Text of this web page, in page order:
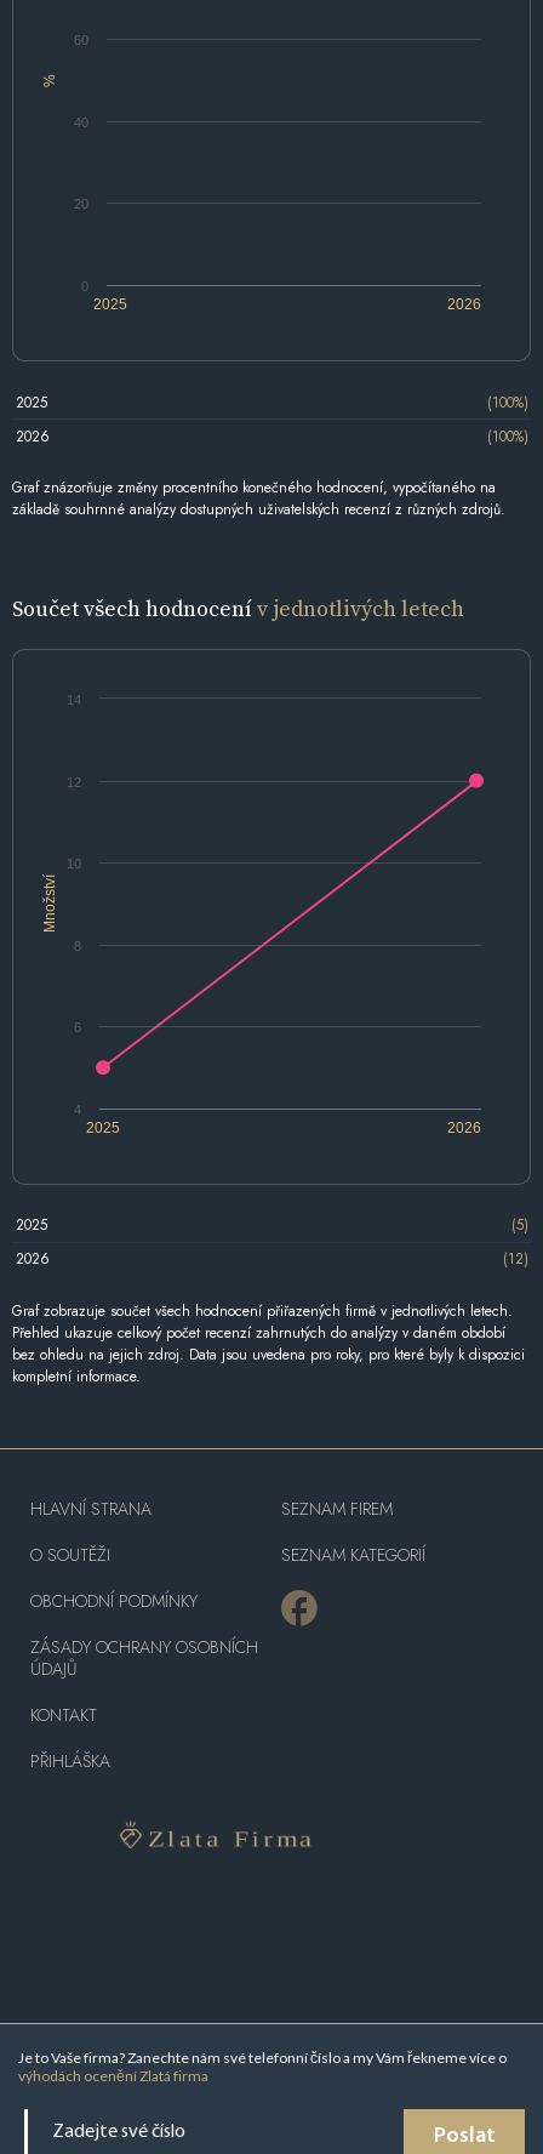
%
2025 2026
0
20
40
60
2025
(100%)
2026
(100%)
Graf znázorňuje změny procentního konečného hodnocení, vypočítaného na
základě souhrnné analýzy dostupných uživatelských recenzí z různých zdrojů.
Součet všech hodnocenív jednotlivých letech
Množství
2025 2026
4
6
8
10
12
14
2025
(5)
2026
(12)
Graf zobrazuje součet všech hodnocení přiřazených firmě v jednotlivých letech.
Přehled ukazuje celkový počet recenzí zahrnutých do analýzy v daném období
bez ohledu na jejich zdroj. Data jsou uvedena pro roky, pro které byly k dispozici
kompletní informace.
Je to Vaše firma? Zanechte nám své telefonní číslo a my Vám řekneme více o
výhodách ocenění Zlatá firma
Poslat
HLAVNÍ STRANA
O SOUTĚŽI
OBCHODNÍ PODMÍNKY
ZÁSADY OCHRANY OSOBNÍCH
ÚDAJŮ
KONTAKT
PŘIHLÁŠKA
SEZNAM FIREM
SEZNAM KATEGORIÍ